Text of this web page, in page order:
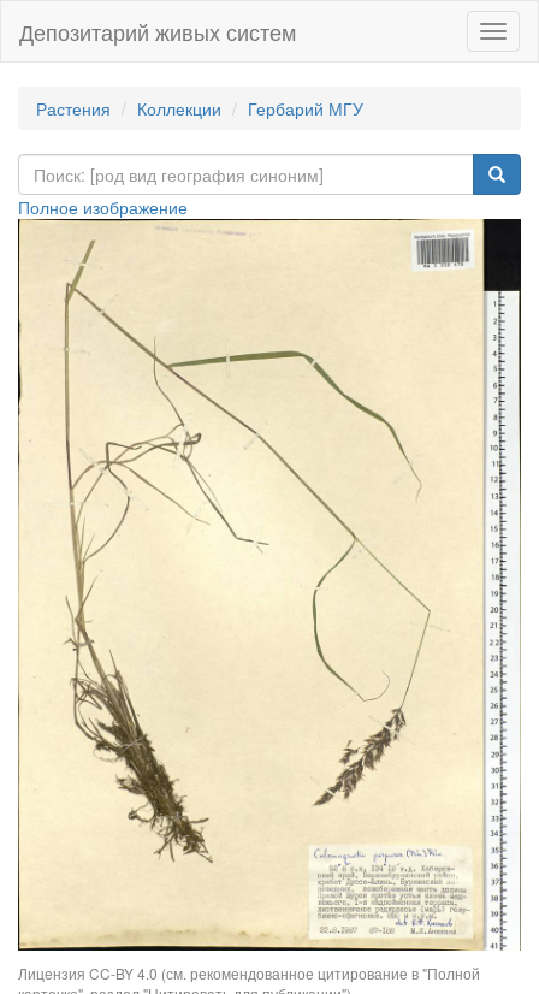
Депозитарий живых систем
Растения Коллекции Гербарий МГУ
Полное изображение
Лицензия CC-BY 4.0 (см. рекомендованное цитирование в "Полной